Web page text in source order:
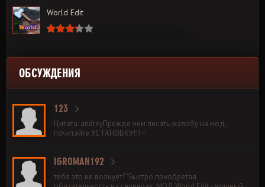
World Edit
ОБСУЖДЕНИЯ
123
Цитата: andreyПрежде чем писать жалобу на мод,
почитайте УСТАНОВКУ!!! +
IGROMAN192
тебя это не волнует? "Быстро приобретая